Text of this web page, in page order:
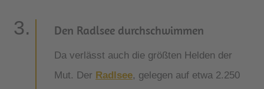
Den Radlsee durchschwimmen
Da verlässt auch die größten Helden der
Mut. Der Radlsee, gelegen auf etwa 2.250